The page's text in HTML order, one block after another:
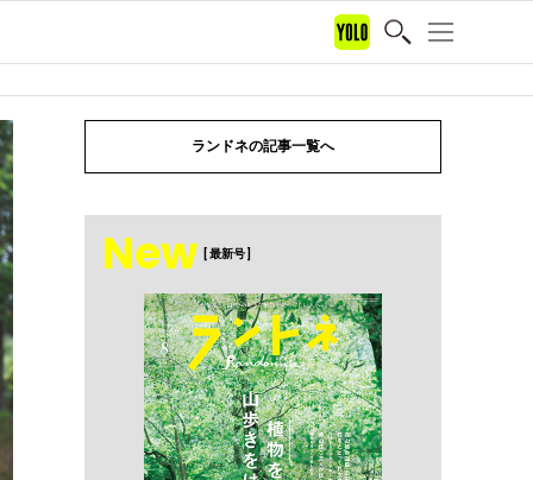
ランドネの記事一覧へ
New [ 最新号 ]